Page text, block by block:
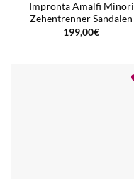
Impronta Amalfi Minori
Zehentrenner Sandalen
199,00€